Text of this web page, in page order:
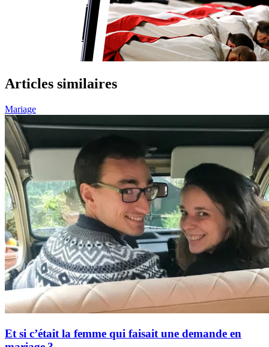
Articles similaires
Mariage
Et si c’était la femme qui faisait une demande en